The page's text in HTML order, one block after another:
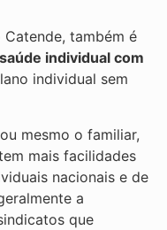
também é
individual com
individual sem
mesmo o familiar,
mais facilidades
nacionais e de
a
que